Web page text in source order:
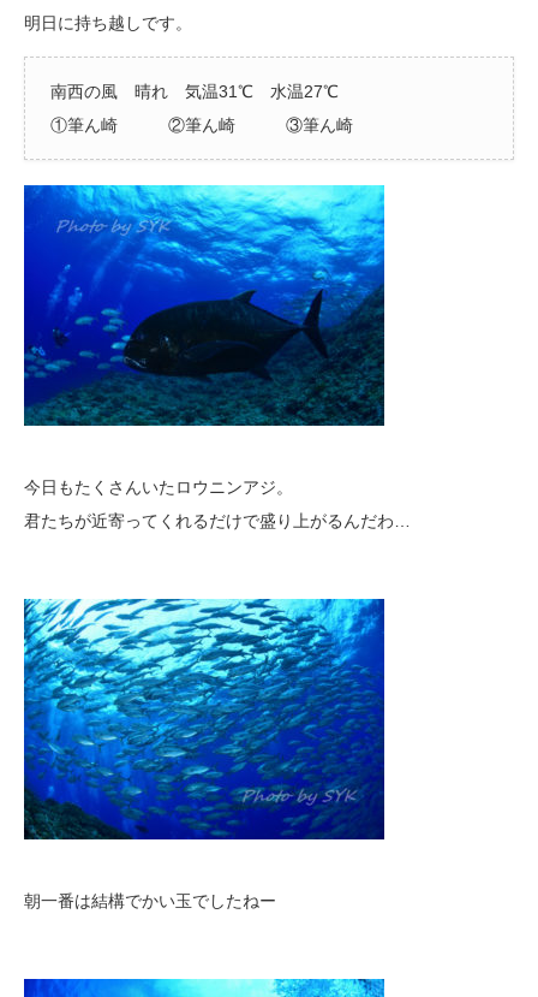
明日に持ち越しです。
南西の風 晴れ 気温31℃ 水温27℃
①筆ん崎 ②筆ん崎 ③筆ん崎
今日もたくさんいたロウニンアジ。
君たちが近寄ってくれるだけで盛り上がるんだわ…
朝一番は結構でかい玉でしたねー